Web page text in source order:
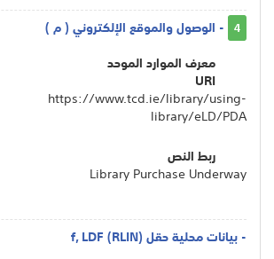
4 - الوصول والموقع الإلكتروني ( م )
معرف الموارد الموحد
URI
https://www.tcd.ie/library/using-
library/eLD/PDA
ربط النص
Library Purchase Underway
- بيانات محلية حقل f, LDF (RLIN)